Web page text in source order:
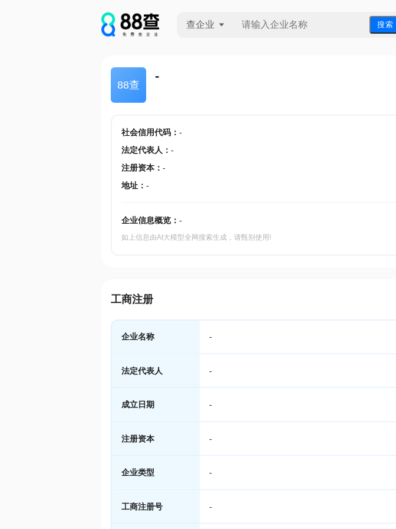
查企业 搜 索
88查
-
社会信用代码： -
法定代表人 ： -
注册资本： -
地址： -
企业信息概览： -
如上信息由AI大模型全网搜索生成，请甄别使用!
工商注册
企业名称 -
法定代表人 -
成立日期 -
注册资本 -
企业类型 -
工商注册号 -